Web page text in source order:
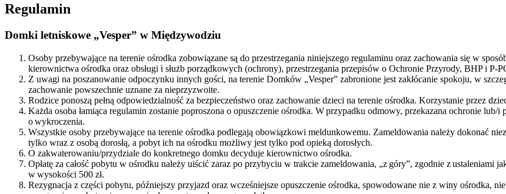
Regulamin
Domki letniskowe „Vesper” w Międzywodziu
Osoby przebywające na terenie ośrodka zobowiązane są do przestrzegania niniejszego regulaminu oraz zachowania się w
kierownictwa ośrodka oraz obsługi i służb porządkowych (ochrony), przestrzegania przepisów o Ochronie Przyrody, BHP i P-
Z uwagi na poszanowanie odpoczynku innych gości, na terenie Domków „Vesper” zabronione jest zakłócanie spokoju, w
zachowanie powszechnie uznane za nieprzyzwoite.
Rodzice ponoszą pełną odpowiedzialność za bezpieczeństwo oraz zachowanie dzieci na terenie ośrodka. Korzystanie przez
Każda osoba łamiąca regulamin zostanie poproszona o opuszczenie ośrodka. W przypadku odmowy, przekazana ochronie lub/i
o wykroczenia.
Wszystkie osoby przebywające na terenie ośrodka podlegają obowiązkowi meldunkowemu. Zameldowania należy dokonać
tylko wraz z osobą dorosłą, a pobyt ich na ośrodku możliwy jest tylko pod opieką dorosłych.
O zakwaterowaniu/przydziale do konkretnego domku decyduje kierownictwo ośrodka.
Opłatę za całość pobytu w ośrodku należy uiścić zaraz po przybyciu w trakcie zameldowania, „z góry”, zgodnie z ustaleniami
w wysokości 500 zł.
Rezygnacja z części pobytu, późniejszy przyjazd oraz wcześniejsze opuszczenie ośrodka, spowodowane nie z winy ośrodka,